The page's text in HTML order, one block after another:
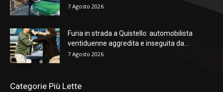
7 Agosto 2026
Furia in strada a Quistello: automobilista
ventiduenne aggredita e inseguita da...
7 Agosto 2026
Categorie Più Lette